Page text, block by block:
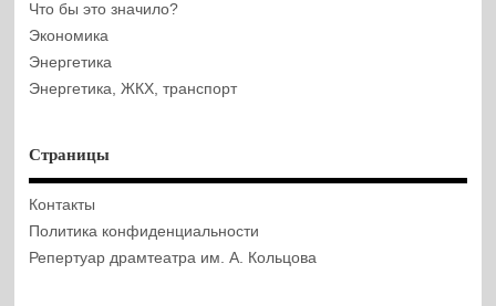
Что бы это значило?
Экономика
Энергетика
Энергетика, ЖКХ, транспорт
Страницы
Контакты
Политика конфиденциальности
Репертуар драмтеатра им. А. Кольцова